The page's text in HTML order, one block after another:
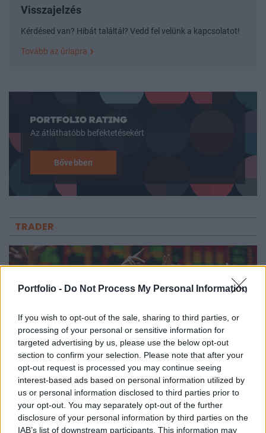
Portfolio - Do Not Process My Personal Information
If you wish to opt-out of the sale, sharing to third parties, or
processing of your personal or sensitive information for
targeted advertising by us, please use the below opt-out
section to confirm your selection. Please note that after your
opt-out request is processed you may continue seeing
interest-based ads based on personal information utilized by
us or personal information disclosed to third parties prior to
your opt-out. You may separately opt-out of the further
disclosure of your personal information by third parties on the
IAB’s list of downstream participants. This information may
Visszajelzés
Kérdésed van? Hibát találtál? Vedd fel velünk a kapcsolatot!
Tovább az űrlapra
Az átláthatóbb befektetésekért
Bővebben
TRADER
DÍJMENTES ONLINE ELŐADÁS
Limit, Stop, vagy Piaci? Megbízások, amikkel
nem lősz mellé!